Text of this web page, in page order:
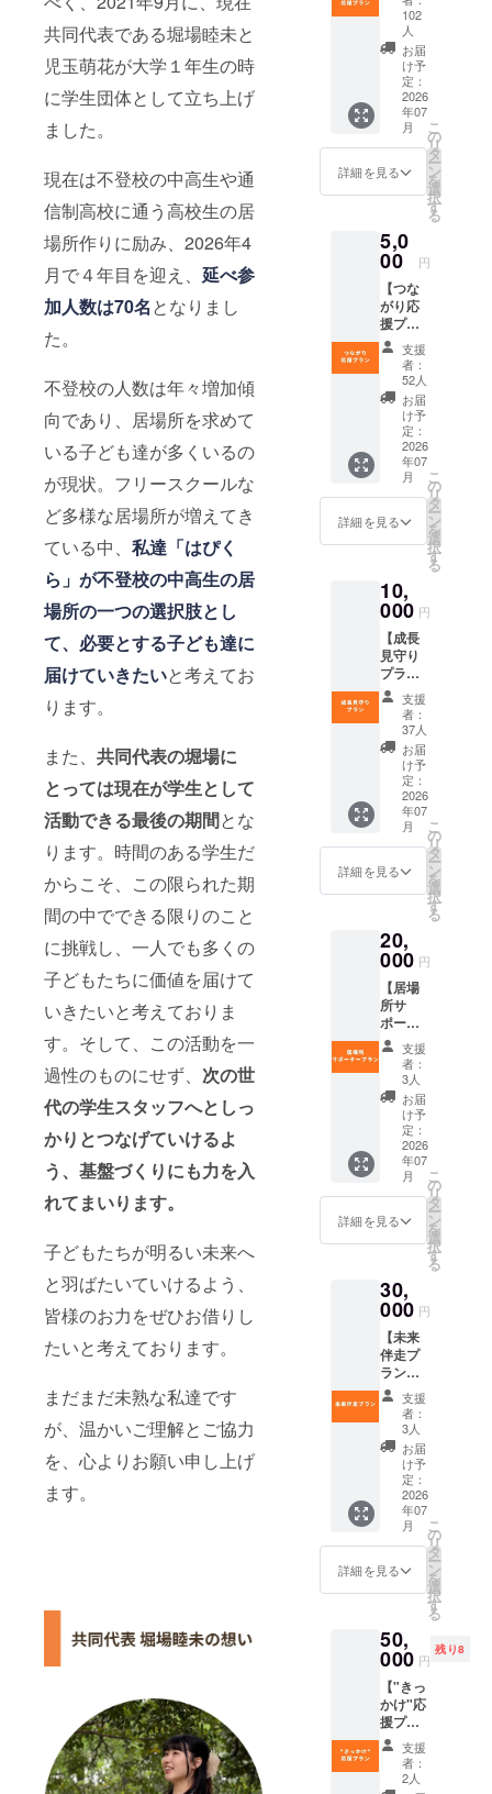
共同代表である堀場睦未と
児玉萌花が大学１年生の時
に学生団体として立ち上げ
ました。
現在は不登校の中高生や通
信制高校に通う高校生の居
場所作りに励み、2026年4
月で４年目を迎え、 延べ参
加人数は70名となりまし
た。
不登校の人数は年々増加傾
向であり、居場所を求めて
いる子ども達が多くいるの
が現状。フリースクールな
ど多様な居場所が増えてき
ている中、 私達「はぴく
ら」が不登校の中高生の居
場所の一つの選択肢とし
て、必要とする子ども達に
届けていきたいと考えてお
ります。
また、 共同代表の堀場に
とっては現在が学生として
活動できる最後の期間とな
ります。時間のある学生だ
からこそ、この限られた期
間の中でできる限りのこと
に挑戦し、一人でも多くの
子どもたちに価値を届けて
いきたいと考えておりま
す。そして、この活動を一
過性のものにせず、 次の世
代の学生スタッフへとしっ
かりとつなげていけるよ
う、基盤づくりにも力を入
れてまいります。
子どもたちが明るい未来へ
と羽ばたいていけるよう、
皆様のお力をぜひお借りし
たいと考えております。
まだまだ未熟な私達です
が、温かいご理解とご協力
を、心よりお願い申し上げ
ます。
お礼
メール
・活動
報告レ
ポート
（PDF
102
人
お届
け予
定：
2026
年07
月
詳細を見る
こ
の
リ
タ
ー
ン
を
選
択
す
る
5,0
00 円
【つな
がり応
援プラ
ン】 ・
お礼
メール
・ 活動
報告レ
ポート
（PDF
） ・デ
ジタル
支援証
明書 ・
中高生
の方
「はぴ
のす」
ゲーム
交流
会・自
習室・
交流会
いずれ
か参加
券をプ
レゼン
ト。
（お子
さん
や、知
り合い
の方な
が可能
です。
ご参加
は任意
となり
ま
す。）
支援
者：
52人
お届
け予
定：
2026
年07
月
詳細を見る
こ
の
リ
タ
ー
ン
を
選
択
す
る
10,
000 円
【成長
見守り
プラ
ン】 ・
お礼
メール
・活動
報告レ
ポート
（PDF
） ・デ
ジタル
支援証
明書 ・
中高生
の方
「はぴ
のす」
ゲーム
交流
会・自
習室・
交流会
いずれ
か参加
券をプ
レゼン
ト。
（お子
さん
や、知
り合い
の方な
が可能
です。
ご参加
は任意
となり
ます。
・活動
報告会
への招
待
（2027
年2月
頃、オ
ンライ
ンで開
催）
支援
者：
37人
お届
け予
定：
2026
年07
月
詳細を見る
こ
の
リ
タ
ー
ン
を
選
択
す
る
20,
000 円
【居場
所サ
ポー
タープ
ラン】
・お礼
メール
・活動
報告レ
ポート
（PDF
） ・デ
ジタル
支援証
明書 ・
中高生
へ。
「はぴ
のす」1
か月参
加券。
（お子
さん
や、知
り合い
の方な
ど、一
名さま
の参加
が可能
です。
ご参加
は任意
・活動
報告会
への招
待
（2027
年2月
頃、オ
ンライ
ンで開
支援
者：
3人
お届
け予
定：
2026
年07
月
詳細を見る
こ
の
リ
タ
ー
ン
を
選
択
す
る
30,
000 円
【未来
伴走プ
ラン】
・お礼
メール
・活動
報告レ
ポート
（PDF
） ・ デ
ジタル
支援証
明書 ・
中高生
の方
へ。
のす」2
か月参
加券を
プレゼ
ント。
（お子
さん
や、知
り合い
支援
者：
3人
お届
け予
定：
2026
年07
月
詳細を見る
こ
の
リ
タ
ー
ン
を
選
択
す
る
50,
000 円
残り8
【"きっ
かけ"応
援プラ
ン】 ・
お礼
メール
支援
者：
2人